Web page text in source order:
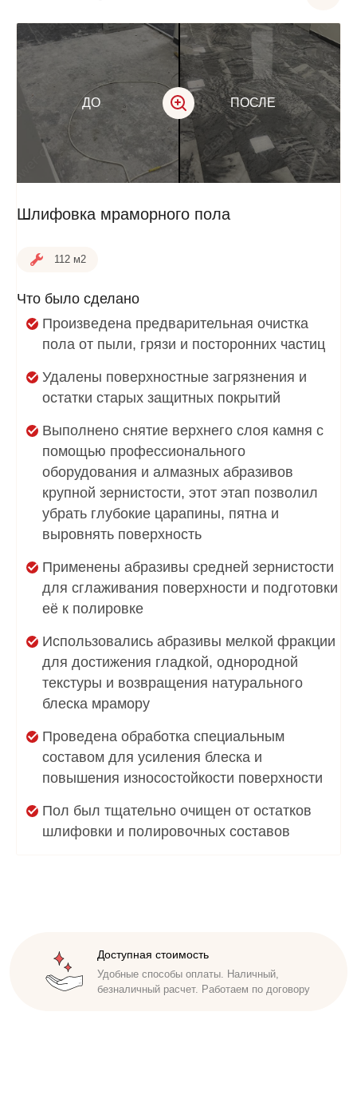
ДО ПОСЛЕ
Шлифовка мраморного пола
112 м2
Что было сделано
Произведена предварительная очистка
пола от пыли, грязи и посторонних частиц
Удалены поверхностные загрязнения и
остатки старых защитных покрытий
Выполнено снятие верхнего слоя камня с
помощью профессионального
оборудования и алмазных абразивов
крупной зернистости, этот этап позволил
убрать глубокие царапины, пятна и
выровнять поверхность
Применены абразивы средней зернистости
для сглаживания поверхности и подготовки
её к полировке
Использовались абразивы мелкой фракции
для достижения гладкой, однородной
текстуры и возвращения натурального
блеска мрамору
Проведена обработка специальным
составом для усиления блеска и
повышения износостойкости поверхности
Пол был тщательно очищен от остатков
шлифовки и полировочных составов
Доступная стоимость
Удобные способы оплаты. Наличный,
безналичный расчет. Работаем по договору
Безупречная репутация
Исполнители проходят инструктаж,
обучены бережно относиться к имуществу